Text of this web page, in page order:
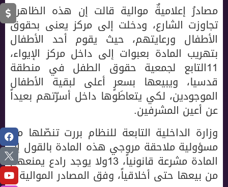
مصادرُ إعلاميةٌ موالية قالت إن هذه الظاهرة
تجاوزت الشارع، ودخلت إلى مركز يعنى بحقوق
الأطفال ورعايتهم، حيث يقوم أحد الأطفال
بتهريب المادة بعبوات إلى داخل مركز الإيواء،
11التابع لجمعية حقوق الطفل في منطقة
قدسيا، ويبيعها بسعرٍ أعلى لبقية الأطفال
الموجودين، لكي يتعاطَوها داخل أسرّتهم بعيداً
عن أعين المشرفين.
وزارة الداخلية التابعة للنظام بررت تنصّلها من
مسؤولية ملاحقة مروجي هذه المادة بالقول إن
المادة مشرعة قانونياً، 13ولا يوجد رادع يمنعهم
من بيعها حتى أخلاقياً، وفق المصادر الموالية.